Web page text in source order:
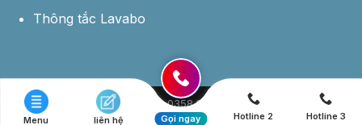
Thông tắc Lavabo
Hotline: 0358 177 444
Copyright 2026 © Hút Bể Phốt Giá Rẻ -
Thiết kế website bởi MDIGI
Menu liên hệ Gọi ngay Hotline 2 Hotline 3